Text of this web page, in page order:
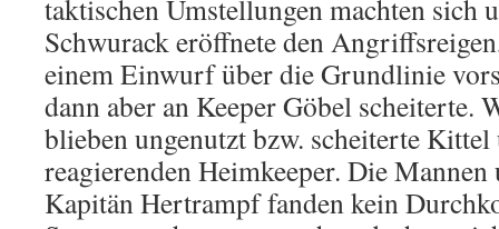
taktischen Umstellungen machten sich
Schwurack eröffnete den
einem Einwurf über die Grundlinie
dann aber an Keeper Göbel scheiterte.
blieben ungenutzt bzw. scheiterte
reagierenden Heimkeeper. Die Mannen
Kapitän Hertrampf fanden kein